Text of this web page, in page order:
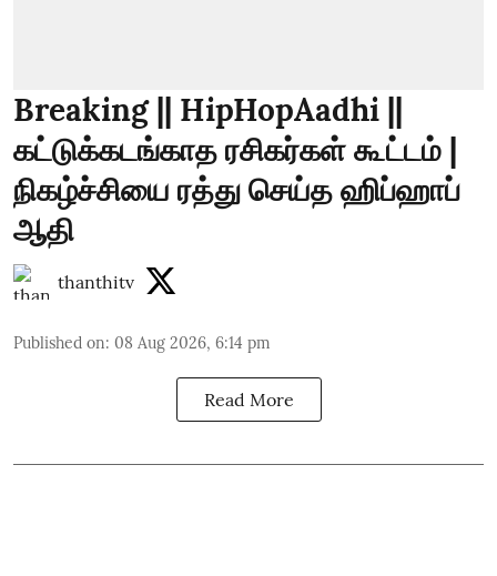
Breaking || HipHopAadhi ||
கட்டுக்கடங்காத ரசிகர்கள் கூட்டம் |
நிகழ்ச்சியை ரத்து செய்த ஹிப்ஹாப்
ஆதி
thanthitv
Published on: 08 Aug 2026, 6:14 pm
Read More